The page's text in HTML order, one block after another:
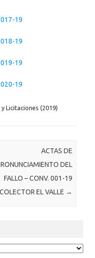
017-19
018-19
019-19
020-19
Licitaciones (2019)
ACTAS DE
DEL
FALLO – CONV. 001-19
COLECTOR EL VALLE →